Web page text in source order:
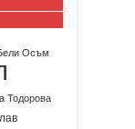
Осъм
Тодорова